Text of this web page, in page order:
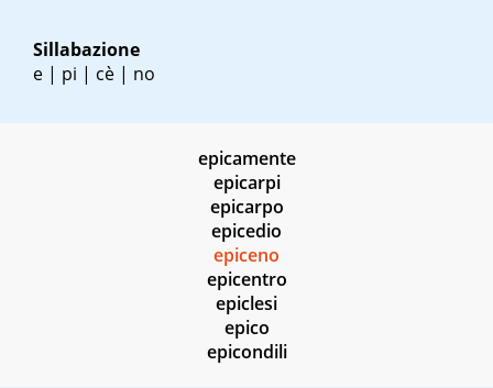
Sillabazione
e | pi | cè | no
epicamente
epicarpi
epicarpo
epicedio
epiceno
epicentro
epiclesi
epico
epicondili